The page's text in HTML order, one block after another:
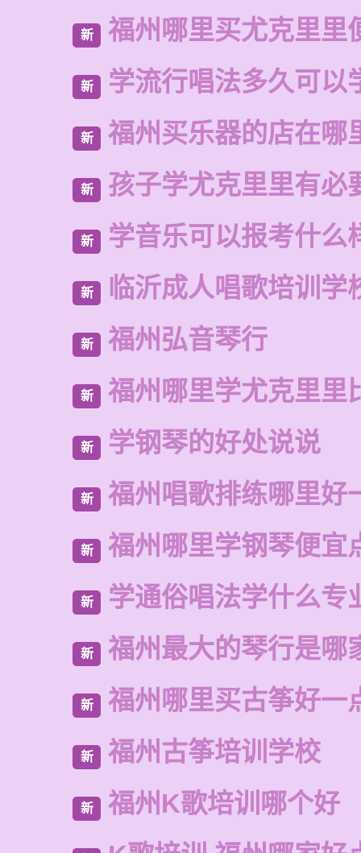
新 福州哪里买尤克里里
新 学流行唱法多久可以
新 福州买乐器的店在哪
新 孩子学尤克里里有必
新 学音乐可以报考什么
新 临沂成人唱歌培训学
新 福州弘音琴行
新 福州哪里学尤克里里
新 学钢琴的好处说说
新 福州唱歌排练哪里好
新 福州哪里学钢琴便宜
新 学通俗唱法学什么专
新 福州最大的琴行是哪
新 福州哪里买古筝好一
新 福州古筝培训学校
新 福州K歌培训哪个好